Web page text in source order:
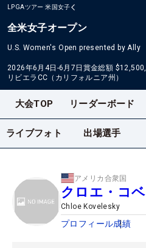
LPGAツアー 米国女子
全米女子オープン
U.S. Women's Open presented by Ally
2026年6月4日-6月7日 賞金総額
リビエラCC（カリフォルニア州）
大会TOP リーダーボード
ライブフォト 出場選手
アメリカ合衆国
クロエ・コ
Chloe Kovelesky
プロフィール成績